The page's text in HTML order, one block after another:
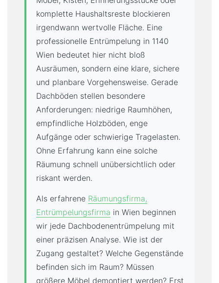
komplette Haushaltsreste blockieren
irgendwann wertvolle Fläche. Eine
professionelle Entrümpelung in 1140
Wien bedeutet hier nicht bloß
Ausräumen, sondern eine klare, sichere
und planbare Vorgehensweise. Gerade
Dachböden stellen besondere
Anforderungen: niedrige Raumhöhen,
empfindliche Holzböden, enge
Aufgänge oder schwierige Tragelasten.
Ohne Erfahrung kann eine solche
Räumung schnell unübersichtlich oder
riskant werden.
Als erfahrene Räumungsfirma,
Entrümpelungsfirma in Wien beginnen
wir jede Dachbodenentrümpelung mit
einer präzisen Analyse. Wie ist der
Zugang gestaltet? Welche Gegenstände
befinden sich im Raum? Müssen
größere Möbel demontiert werden? Erst